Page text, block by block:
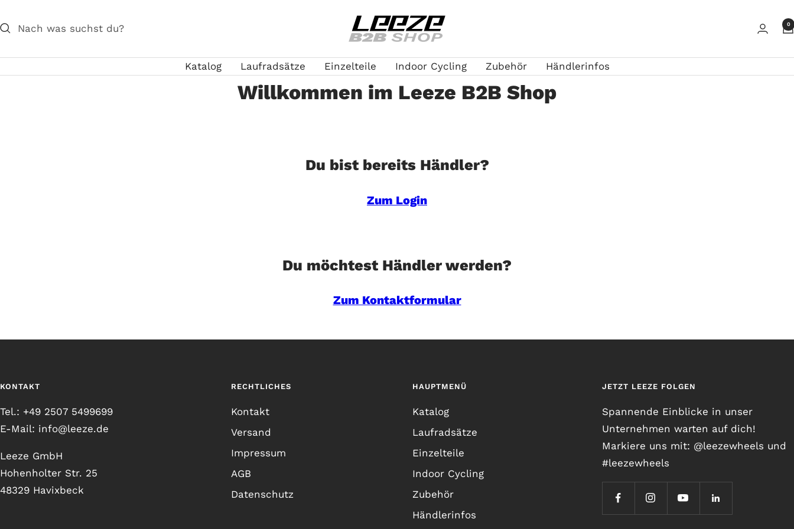
zum
Leeze
B2B
0
Katalog Laufradsätze Einzelteile Indoor Cycling Zubehör Händlerinfos
Willkommen im Leeze B2B Shop
Du bist bereits Händler?
Zum Login
Du möchtest Händler werden?
Zum Kontaktformular
KONTAKT
Tel.: +49 2507 5499699
E-Mail: info@leeze.de
Leeze GmbH
Hohenholter Str. 25
48329 Havixbeck
RECHTLICHES
Kontakt
Versand
Impressum
AGB
Datenschutz
HAUPTMENÜ
Katalog
Laufradsätze
Einzelteile
Indoor Cycling
Zubehör
Händlerinfos
JETZT LEEZE FOLGEN
Spannende Einblicke in unser
Unternehmen warten auf dich!
Markiere uns mit: @leezewheels und
#leezewheels